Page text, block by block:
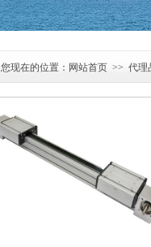
您现在的位置： 网站首页 >> 代理